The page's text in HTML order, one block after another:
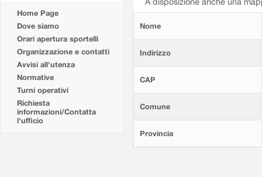
Home Page
Dove siamo
Orari apertura sportelli
Organizzazione e contatti
Avvisi all'utenza
Normative
Turni operativi
Richiesta
informazioni/Contatta
l'ufficio
Nome
Indirizzo
CAP
Comune
Provincia